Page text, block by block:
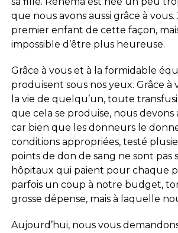
que nous avons aussi grâce à
premier enfant de cette façon,
impossible d’être plus heureuse.
Grâce à vous et à la formidable
produisent sous nos yeux. Grâce
la vie de quelqu’un, toute
que cela se produise, nous devons
car bien que les donneurs le
conditions appropriées, testé
points de don de sang ne sont
hôpitaux qui paient pour chaque
parfois un coup à notre budget,
grosse dépense, mais à laquelle
Aujourd’hui, nous vous